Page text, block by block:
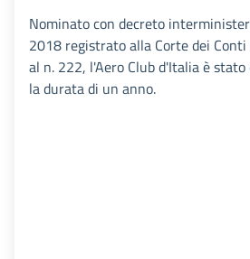
Nominato con decreto
2018 registrato alla Corte dei
al n. 222, l'Aero Club d'Italia è
la durata di un anno.